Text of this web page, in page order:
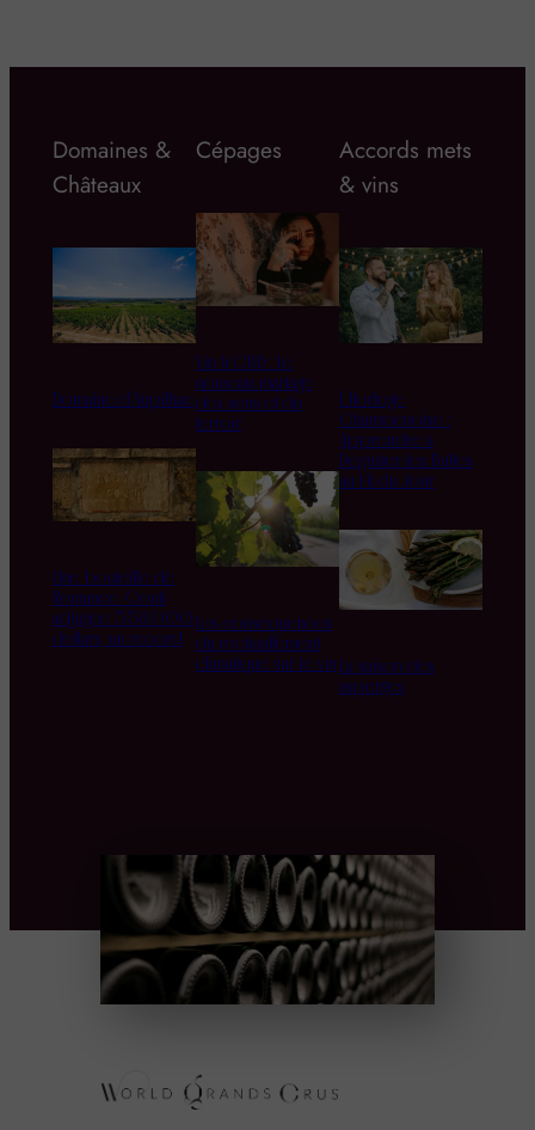
Domaines &
Châteaux
Domaine d’Aupilhac
Une bouteille de
Romanée-Conti
adjugée 558.000
dollars, un record
Cépages
Vin & CBD : Le
nouveau mariage
des sens et du
terroir
Les conséquences
du réchauffement
climatique sur le vin
Accords mets
& vins
L’Horloge
Champenoise :
Apprendre à
Déguster les Bulles
au Fil du Jour
La saison des
asperges